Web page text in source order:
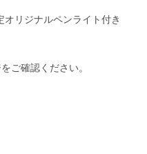
リジナルペンライト付き
ご確認ください。